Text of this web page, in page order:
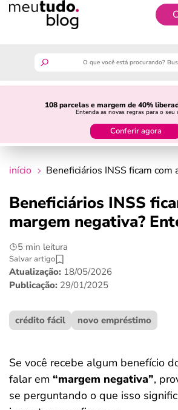
108 parcelas e margem de 40%
Entenda as novas regras para o seu
Conferir agora
guia do trabalhador
crédito fácil
últimas notícias
ferramentas
início Beneficiários INSS ficam com
Beneficiários INSS
margem negativa?
5 min leitura
Salvar artigo
Atualização: 18/05/2026
Publicação: 29/01/2025
crédito fácil novo empréstimo
Se você recebe algum benefício
falar em “margem negativa”,
se perguntando o que isso